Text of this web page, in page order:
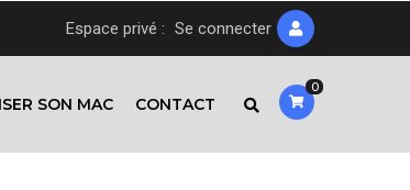
Espace privé : Se connecter
SON MAC CONTACT
0